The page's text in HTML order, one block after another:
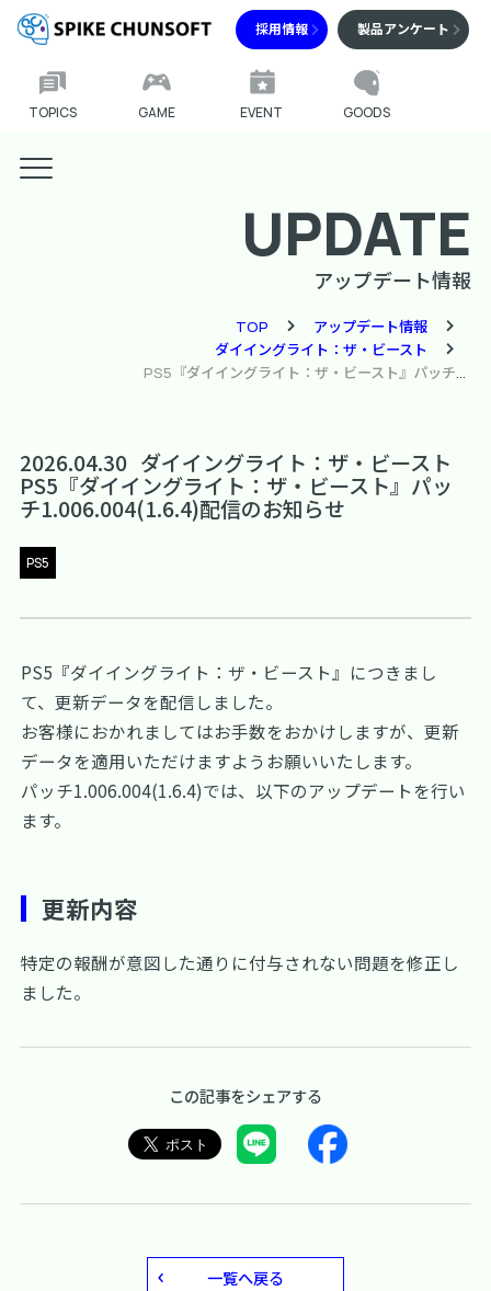
採用情報 製品アンケート
TOPICS GAME EVENT GOODS
UPDATE
アップデート情報
TOP
アップデート情報
ダイイングライト：ザ・ビースト
PS5『ダイイングライト：ザ・ビースト』パッチ1.006.004(1.6.4)配信のお知らせ
2026.04.30 ダイイングライト：ザ・ビースト
PS5『ダイイングライト：ザ・ビースト』パッ
チ1.006.004(1.6.4)配信のお知らせ
PS5
PS5『ダイイングライト：ザ・ビースト』につきまし
て、更新データを配信しました。
お客様におかれましてはお手数をおかけしますが、更新
データを適用いただけますようお願いいたします。
パッチ1.006.004(1.6.4)では、以下のアップデートを行い
ます。
更新内容
特定の報酬が意図した通りに付与されない問題を修正し
ました。
この記事をシェアする
一覧へ戻る